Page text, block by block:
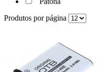
Produtos por página